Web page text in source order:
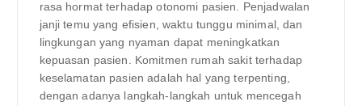
rasa hormat terhadap otonomi pasien. Penjadwalan
janji temu yang efisien, waktu tunggu minimal, dan
lingkungan yang nyaman dapat meningkatkan
kepuasan pasien. Komitmen rumah sakit terhadap
keselamatan pasien adalah hal yang terpenting,
dengan adanya langkah-langkah untuk mencegah